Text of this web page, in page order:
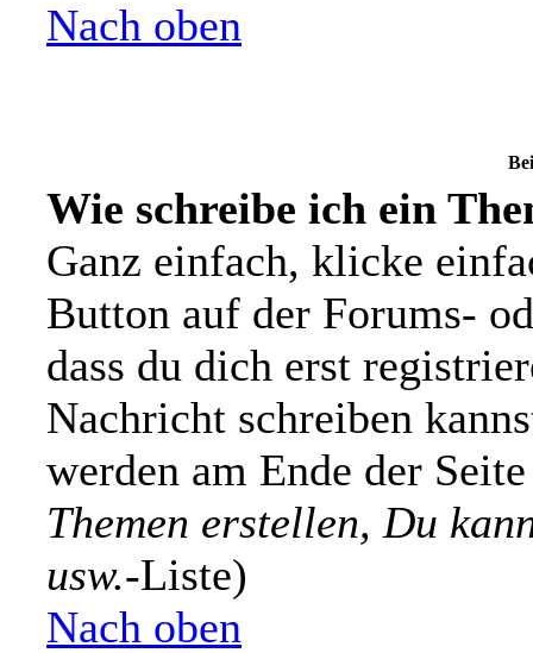
Nach oben
Wie schreibe ich ein
Ganz einfach, klicke
Button auf der Forums-
dass du dich erst
Nachricht schreiben
werden am Ende der
Themen erstellen, Du
usw.-Liste)
Nach oben